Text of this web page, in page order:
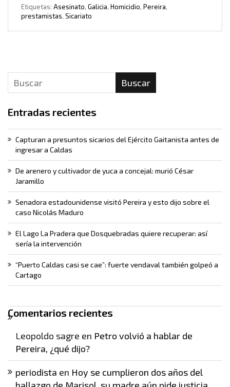
Etiquetas: Asesinato, Galicia, Homicidio, Pereira,
prestamistas, Sicariato
Buscar
Entradas recientes
Capturan a presuntos sicarios del Ejército Gaitanista antes de
ingresar a Caldas
De arenero y cultivador de yuca a concejal: murió César
Jaramillo
Senadora estadounidense visitó Pereira y esto dijo sobre el
caso Nicolás Maduro
El Lago La Pradera que Dosquebradas quiere recuperar: así
sería la intervención
“Puerto Caldas casi se cae”: fuerte vendaval también golpeó a
Cartago
Comentarios recientes
Leopoldo sagre en Petro volvió a hablar de
Pereira, ¿qué dijo?
periodista en Hoy se cumplieron dos años del